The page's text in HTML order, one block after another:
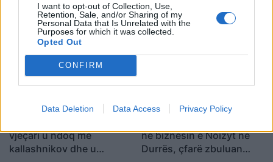
I want to opt-out of Collection, Use,
Retention, Sale, and/or Sharing of my
Personal Data that Is Unrelated with the
Purposes for which it was collected.
Opted Out
CONFIRM
Data Deletion Data Access Privacy Policy
nis marshimi në Bulevard:
“Nesër më shumë!”
grumbullohen në sheshin
“Skënderbej”: Rama, jep
dorëheqjen!
vjeçari u ndoq me
kallashnikov dhe u
në biznesin e Noizyt në
Durrës, çfarë zbuluan